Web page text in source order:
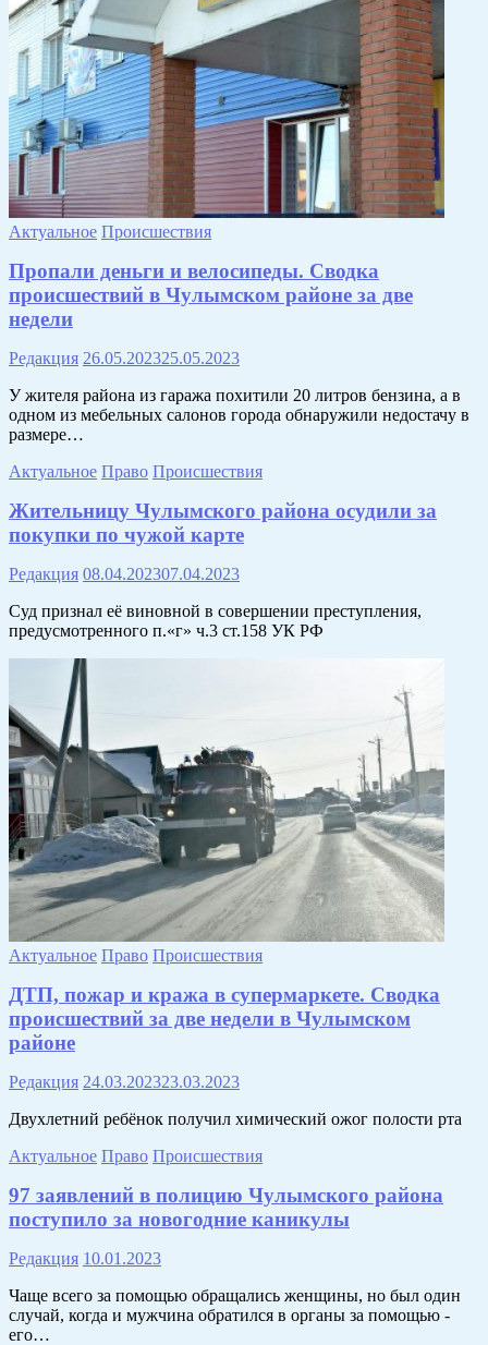
Актуальное Происшествия
Пропали деньги и велосипеды. Сводка
происшествий в Чулымском районе за две
недели
Редакция 26.05.202325.05.2023
У жителя района из гаража похитили 20 литров бензина, а в
одном из мебельных салонов города обнаружили недостачу в
размере…
Актуальное Право Происшествия
Жительницу Чулымского района осудили за
покупки по чужой карте
Редакция 08.04.202307.04.2023
Суд признал её виновной в совершении преступления,
предусмотренного п.«г» ч.3 ст.158 УК РФ
Актуальное Право Происшествия
ДТП, пожар и кража в супермаркете. Сводка
происшествий за две недели в Чулымском
районе
Редакция 24.03.202323.03.2023
Двухлетний ребёнок получил химический ожог полости рта
Актуальное Право Происшествия
97 заявлений в полицию Чулымского района
поступило за новогодние каникулы
Редакция 10.01.2023
Чаще всего за помощью обращались женщины, но был один
случай, когда и мужчина обратился в органы за помощью -
его…